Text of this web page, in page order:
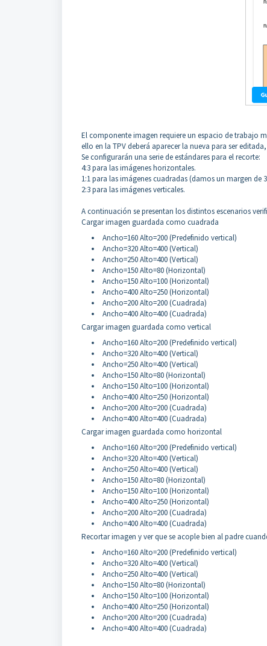
El componente imagen requiere un espacio de trabajo
ello en la TPV deberá aparecer la nueva para ser
Se configurarán una serie de estándares para el recorte:
4:3 para las imágenes horizontales.
1:1 para las imágenes cuadradas (damos un margen
2:3 para las imágenes verticales.
A continuación se presentan los distintos escenarios
Cargar imagen guardada como cuadrada
Ancho=160 Alto=200 (Predefinido vertical)
Ancho=320 Alto=400 (Vertical)
Ancho=250 Alto=400 (Vertical)
Ancho=150 Alto=80 (Horizontal)
Ancho=150 Alto=100 (Horizontal)
Ancho=400 Alto=250 (Horizontal)
Ancho=200 Alto=200 (Cuadrada)
Ancho=400 Alto=400 (Cuadrada)
Cargar imagen guardada como vertical
Ancho=160 Alto=200 (Predefinido vertical)
Ancho=320 Alto=400 (Vertical)
Ancho=250 Alto=400 (Vertical)
Ancho=150 Alto=80 (Horizontal)
Ancho=150 Alto=100 (Horizontal)
Ancho=400 Alto=250 (Horizontal)
Ancho=200 Alto=200 (Cuadrada)
Ancho=400 Alto=400 (Cuadrada)
Cargar imagen guardada como horizontal
Ancho=160 Alto=200 (Predefinido vertical)
Ancho=320 Alto=400 (Vertical)
Ancho=250 Alto=400 (Vertical)
Ancho=150 Alto=80 (Horizontal)
Ancho=150 Alto=100 (Horizontal)
Ancho=400 Alto=250 (Horizontal)
Ancho=200 Alto=200 (Cuadrada)
Ancho=400 Alto=400 (Cuadrada)
Recortar imagen y ver que se acople bien al padre
Ancho=160 Alto=200 (Predefinido vertical)
Ancho=320 Alto=400 (Vertical)
Ancho=250 Alto=400 (Vertical)
Ancho=150 Alto=80 (Horizontal)
Ancho=150 Alto=100 (Horizontal)
Ancho=400 Alto=250 (Horizontal)
Ancho=200 Alto=200 (Cuadrada)
Ancho=400 Alto=400 (Cuadrada)